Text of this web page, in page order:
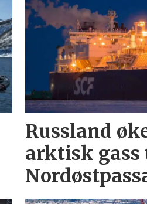
Russland
arktisk gass